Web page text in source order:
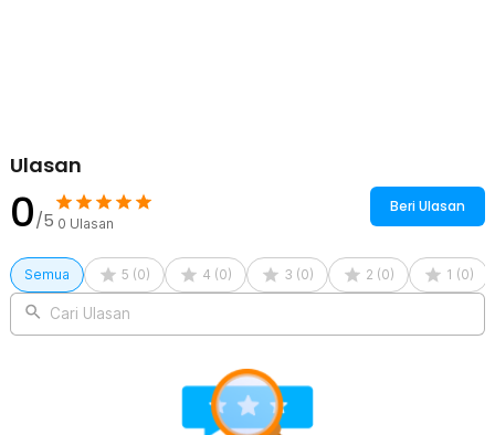
Ulasan
0/5 0 Ulasan
Beri Ulasan
Semua 5 (0) 4 (0) 3 (0) 2 (0) 1 (0)
Cari Ulasan